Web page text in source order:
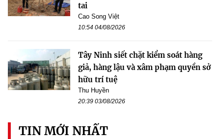
tai
Cao Song Việt
10:54 04/08/2026
Tây Ninh siết chặt kiểm soát hàng
giả, hàng lậu và xâm phạm quyền sở
hữu trí tuệ
Thu Huyền
20:39 03/08/2026
TIN MỚI NHẤT